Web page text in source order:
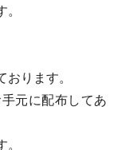
ります。
元に配布してあ